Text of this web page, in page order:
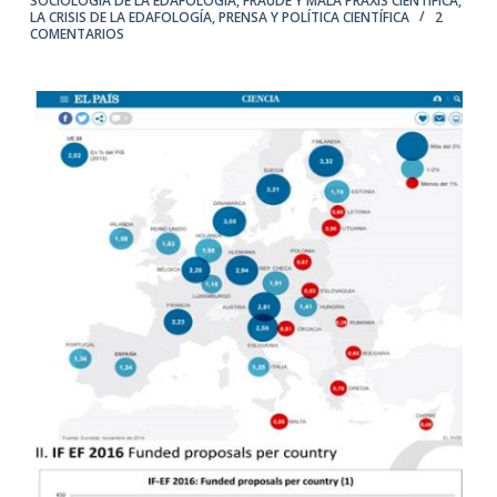
LA CRISIS DE LA EDAFOLOGÍA,PRENSA Y POLÍTICA CIENTÍFICA
2
COMENTARIOS